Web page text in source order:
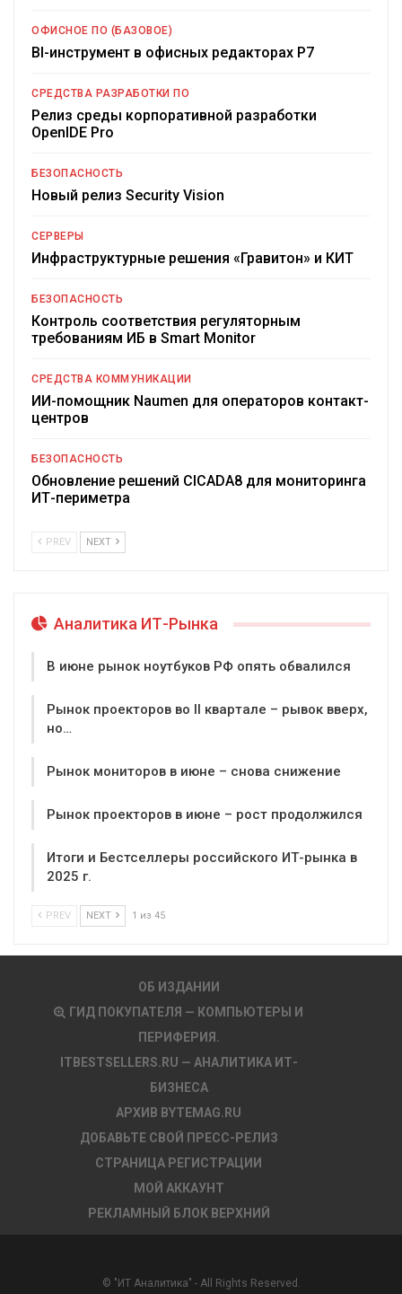
ОФИСНОЕ ПО (БАЗОВОЕ)
BI-инструмент в офисных редакторах Р7
СРЕДСТВА РАЗРАБОТКИ ПО
Релиз среды корпоративной разработки
OpenIDE Pro
БЕЗОПАСНОСТЬ
Новый релиз Security Vision
СЕРВЕРЫ
Инфраструктурные решения «Гравитон» и КИТ
БЕЗОПАСНОСТЬ
Контроль соответствия регуляторным
требованиям ИБ в Smart Monitor
СРЕДСТВА КОММУНИКАЦИИ
ИИ-помощник Naumen для операторов контакт-
центров
БЕЗОПАСНОСТЬ
Обновление решений CICADA8 для мониторинга
ИТ-периметра
PREV NEXT
Аналитика ИТ-Рынка
В июне рынок ноутбуков РФ опять обвалился
Рынок проекторов во II квартале – рывок вверх,
но…
Рынок мониторов в июне – снова снижение
Рынок проекторов в июне – рост продолжился
Итоги и Бестселлеры российского ИТ-рынка в
2025 г.
PREV NEXT 1 из 45
ОБ ИЗДАНИИ
ГИД ПОКУПАТЕЛЯ — КОМПЬЮТЕРЫ И
ПЕРИФЕРИЯ.
ITBESTSELLERS.RU — АНАЛИТИКА ИТ-
БИЗНЕСА
АРХИВ BYTEMAG.RU
ДОБАВЬТЕ СВОЙ ПРЕСС-РЕЛИЗ
СТРАНИЦА РЕГИСТРАЦИИ
МОЙ АККАУНТ
РЕКЛАМНЫЙ БЛОК ВЕРХНИЙ
© "ИТ Аналитика" - All Rights Reserved.